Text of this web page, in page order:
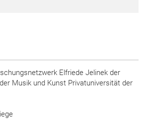
Elfriede Jelinek der
Musik und Kunst Privatuniversität der